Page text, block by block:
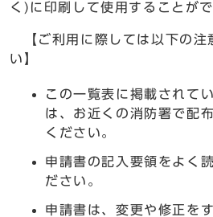
く)に印刷して使用することがで
【ご利用に際しては以下の注
い】
この一覧表に掲載されて
は、お近くの消防署で配
ください。
申請書の記入要領をよく
ださい。
申請書は、変更や修正を